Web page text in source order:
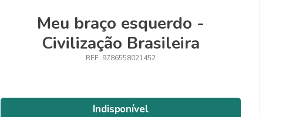
Meu braço esquerdo -
Civilização Brasileira
9786558021452
Indisponível